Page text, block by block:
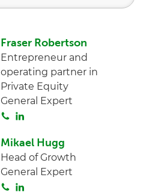
Fraser Robertson
Entrepreneur and
operating partner in
Private Equity
General Expert
S
i
t
a
n
k
e
Mikael Hugg
Head of Growth
General Expert
S